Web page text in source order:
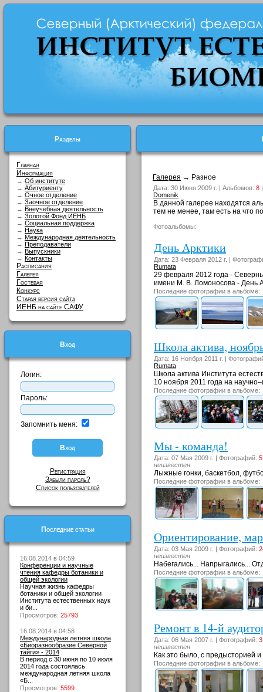
Разделы
Главная
Информация
→ Об институте
→ Абитуриенту
→ Очное отделение
→ Заочное отделение
→ Внеучебная деятельность
→ Золотой Фонд ИЕНБ
→ Социальная поддержка
→ Наука
→ Международная деятельность
→ Преподаватели
→ Выпускники
→ Контакты
Расписания
Галерея
Гостевая
Конкурс
Старая версия сайта
ИЕНБ на сайте САФУ
Вход
Логин:
Пароль:
Запомнить меня:
Регистрация
Забыли пароль?
Список пользователей
Последние статьи
16.08.2014 в 04:59
Конференции и научные
чтения кафедры ботаники и
общей экологии
Научная жизнь кафедры
ботаники и общей экологии
Института естественных наук
и би...
Просмотров: 25793
16.08.2014 в 04:58
Международная летняя школа
«Биоразнообразие Северной
тайги» - 2014
В период с 30 июня по 10 июля
2014 года состоялась
международная летняя школа
«Б...
Просмотров: 5599
Галерея → Разное
Дата: 30 Июня 2009 г. | Альбомов: 8
Domenik
В данной галерее находятся
тем не менее, там есть на что
Фотоальбомы:
День Арктики
Дата: 23 Февраля 2012 г. |
Rumata
29 февраля 2012 года -
имени М. В. Ломоносова - День
Последние фотографии в альбоме:
Школа актива,
Дата: 16 Ноября 2011 г. |
Rumata
Школа актива Института
10 ноября 2011 года на
Последние фотографии в альбоме:
Мы - команда!
Дата: 07 Мая 2009 г. | Фотографий: 5
неизвестен
Лыжные гонки, баскетбол,
Последние фотографии в альбоме:
Ориентирование,
Дата: 03 Мая 2009 г. | Фотографий:
неизвестен
Набегались... Напрыгались...
Последние фотографии в альбоме:
Ремонт в 14-й
Дата: 06 Мая 2007 г. | Фотографий:
неизвестен
Как это было, с предысторией
Последние фотографии в альбоме: